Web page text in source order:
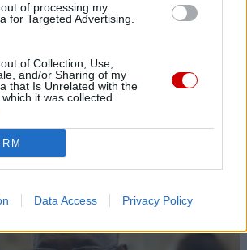
of processing my
for Targeted Advertising.
of Collection, Use,
and/or Sharing of my
that Is Unrelated with the
it was collected.
Data Access Privacy Policy
Jezusa w świecie oszpeconym wojną
Finlandii krytykuje patriarchę Cyryla